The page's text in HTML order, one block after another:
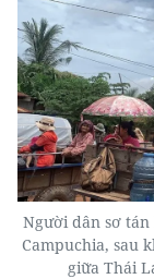
Người dân sơ
Campuchia, sau
giữa Thái